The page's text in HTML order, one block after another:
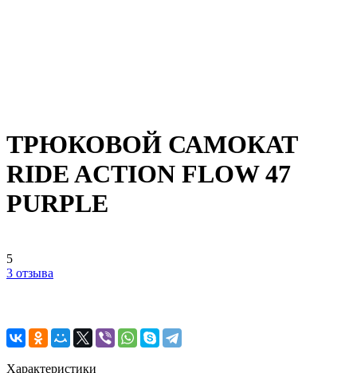
ТРЮКОВОЙ САМОКАТ
RIDE ACTION FLOW 47
PURPLE
5
3 отзыва
Характеристики